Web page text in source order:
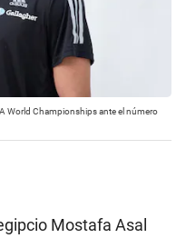
World Championships ante el número
Mostafa Asal